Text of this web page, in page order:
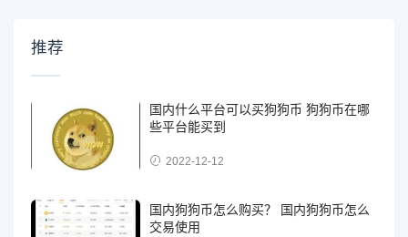
推荐
国内什么平台可以买狗狗币 狗狗币在哪
些平台能买到
2022-12-12
国内狗狗币怎么购买？ 国内狗狗币怎么
交易使用